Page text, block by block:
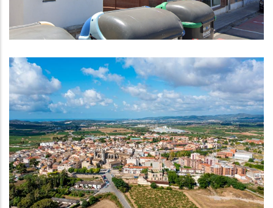
El Baix Penedès Presenta Més
D'un Centenar D'al·legacions A
L'avantprojecte Del Pla Territorial
Parcial Del Penedès
P. econòmica